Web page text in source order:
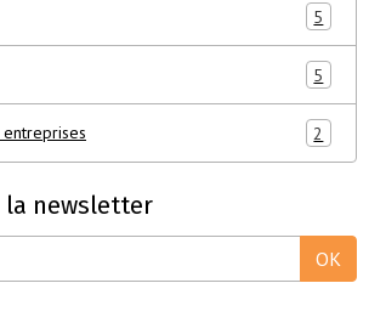
5
5
entreprises 2
la newsletter
OK